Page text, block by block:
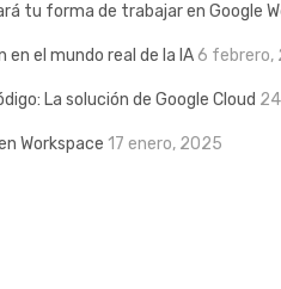
tu forma de trabajar en Google
el mundo real de la IA 6 febrero,
La solución de Google Cloud
Workspace 17 enero, 2025